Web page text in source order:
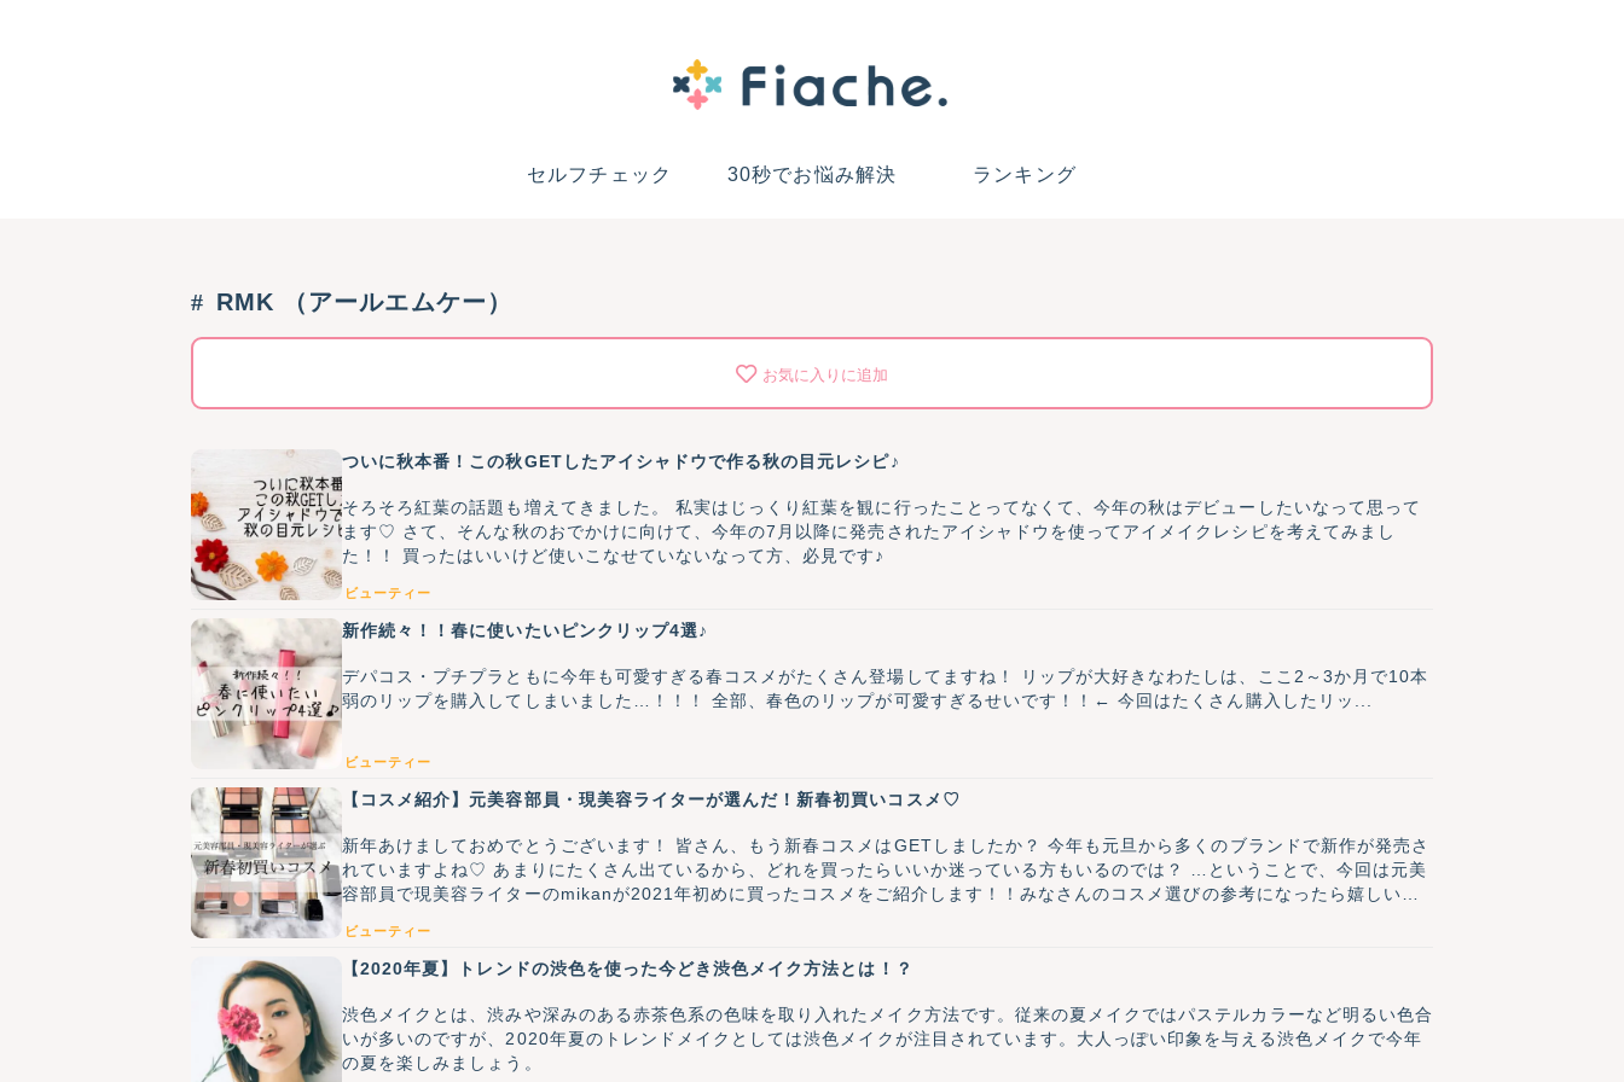
セルフチェック 30秒でお悩み解決 ランキング
RMK （アールエムケー）
お気に入りに追加
ついに秋本番！この秋GETしたアイシャドウで作る秋の目元レシピ♪
そろそろ紅葉の話題も増えてきました。 私実はじっくり紅葉を観に行ったことってなくて、今年の秋はデビューしたいなって思って
ます♡ さて、そんな秋のおでかけに向けて、今年の7月以降に発売されたアイシャドウを使ってアイメイクレシピを考えてみまし
た！！ 買ったはいいけど使いこなせていないなって方、必見です♪
ビューティー
新作続々！！春に使いたいピンクリップ4選♪
デパコス・プチプラともに今年も可愛すぎる春コスメがたくさん登場してますね！ リップが大好きなわたしは、ここ2～3か月で10本
弱のリップを購入してしまいました…！！！ 全部、春色のリップが可愛すぎるせいです！！← 今回はたくさん購入したリッ...
ビューティー
【コスメ紹介】元美容部員・現美容ライターが選んだ！新春初買いコスメ♡
新年あけましておめでとうございます！ 皆さん、もう新春コスメはGETしましたか？ 今年も元旦から多くのブランドで新作が発売さ
れていますよね♡ あまりにたくさん出ているから、どれを買ったらいいか迷っている方もいるのでは？ …ということで、今回は元美
容部員で現美容ライターのmikanが2021年初めに買ったコスメをご紹介します！！みなさんのコスメ選びの参考になったら嬉しいで
ビューティー
【2020年夏】トレンドの渋色を使った今どき渋色メイク方法とは！？
渋色メイクとは、渋みや深みのある赤茶色系の色味を取り入れたメイク方法です。従来の夏メイクではパステルカラーなど明るい色合
いが多いのですが、2020年夏のトレンドメイクとしては渋色メイクが注目されています。大人っぽい印象を与える渋色メイクで今年
の夏を楽しみましょう。